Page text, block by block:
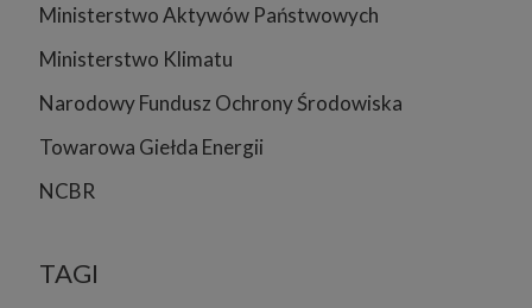
Ministerstwo Aktywów Państwowych
Ministerstwo Klimatu
Narodowy Fundusz Ochrony Środowiska
Towarowa Giełda Energii
NCBR
TAGI